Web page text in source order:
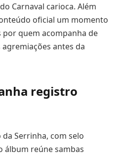
Carnaval carioca. Além
oficial um momento
por quem acompanha de
antes da
registro
Serrinha, com selo
álbum reúne sambas